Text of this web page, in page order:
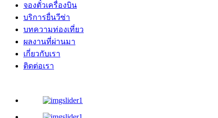
จองตั๋วเครื่องบิน
บริการยื่นวีซ่า
บทความท่องเที่ยว
ผลงานที่ผ่านมา
เกี่ยวกับเรา
ติดต่อเรา